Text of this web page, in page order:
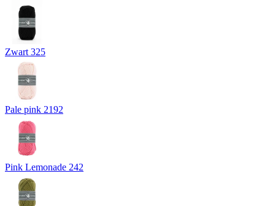
Zwart 325
Pale pink 2192
Pink Lemonade 242